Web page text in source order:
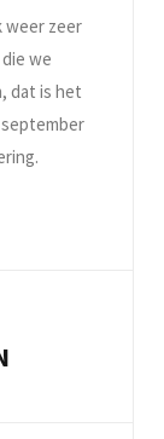
weer zeer
we
dat is het